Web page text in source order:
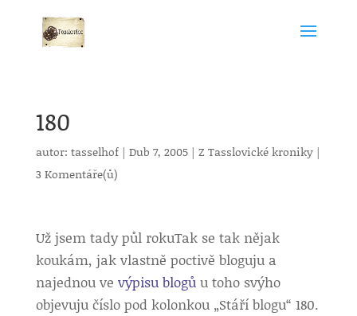
180
autor: tasselhof| Dub 7, 2005| Z Tasslovické kroniky|
3 Komentáře(ů)
Už jsem tady půl rokuTak se tak nějak
koukám, jak vlastně poctivě bloguju a
najednou ve výpisu blogůu toho svýho
objevuju číslo pod kolonkou „Stáří blogu“ 180.